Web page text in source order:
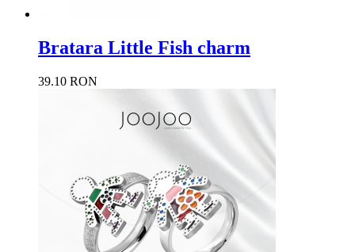
Bratara Little Fish charm
39.10 RON